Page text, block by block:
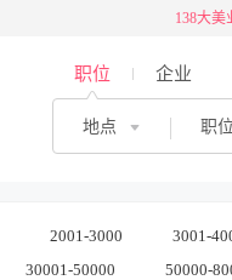
138大美
职位 企业
地点 职位
2001-3000 3001-
30001-50000 50000-